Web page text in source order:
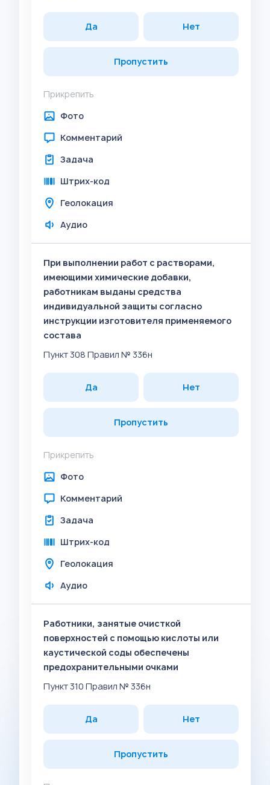
Да Нет
Пропустить
Прикрепить
Фото
Комментарий
Задача
Штрих-код
Геолокация
Аудио
При выполнении работ с растворами,
имеющими химические добавки,
работникам выданы средства
индивидуальной защиты согласно
инструкции изготовителя применяемого
состава
Пункт 308 Правил № 336н
Да Нет
Пропустить
Прикрепить
Фото
Комментарий
Задача
Штрих-код
Геолокация
Аудио
Работники, занятые очисткой
поверхностей с помощью кислоты или
каустической соды обеспечены
предохранительными очками
Пункт 310 Правил № 336н
Да Нет
Пропустить